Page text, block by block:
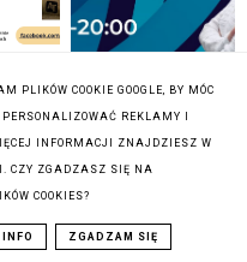
NA
LIVE
ZAPRASZAM NA
SPOTKANIE
AUTORSKIE LIVE Z
IWONĄ JAWORSKĄ
PLIKÓW COOKIE GOOGLE, BY MÓC
REKLAMY I
INFORMACJI ZNAJDZIESZ W
CZY ZGADZASZ SIĘ NA
COOKIES?
INFO ZGADZAM SIĘ